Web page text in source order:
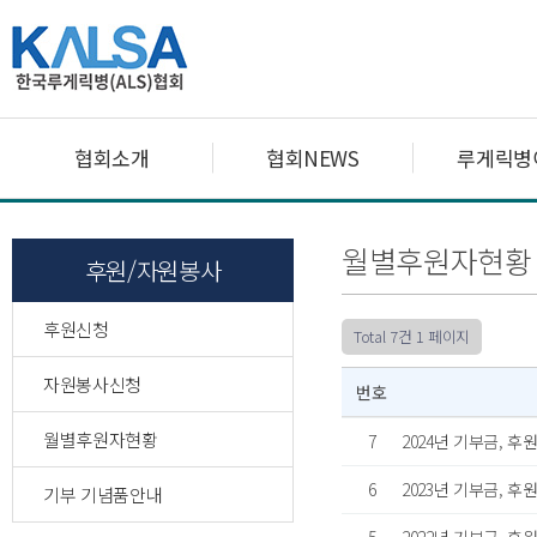
협회소개 협회NEWS 루게릭
후원/자원봉사
후원신청
자원봉사신청
월별후원자현황
기부 기념품안내
월별후원자현황
Total 7건 1 페이지
번호
7
2024년 기부금, 후
6
2023년 기부금, 후